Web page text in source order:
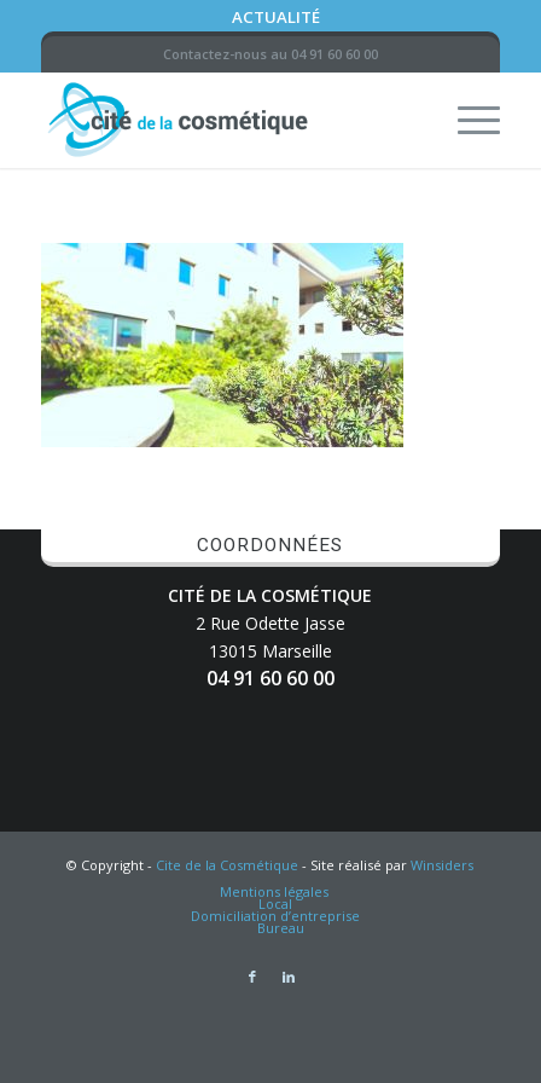
ACTUALITÉ
Contactez-nous au 04 91 60 60 00
COORDONNÉES
CITÉ DE LA COSMÉTIQUE
2 Rue Odette Jasse
13015 Marseille
04 91 60 60 00
© Copyright - Cite de la Cosmétique - Site réalisé parWinsiders
Mentions légales
Local
Domiciliation d’entreprise
Bureau